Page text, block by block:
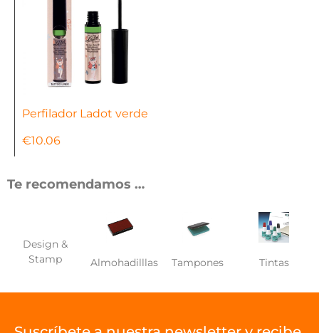
Perfilador Ladot verde
€10.06
Te recomendamos …
Design &
Stamp
Almohadilllas Tampones Tintas